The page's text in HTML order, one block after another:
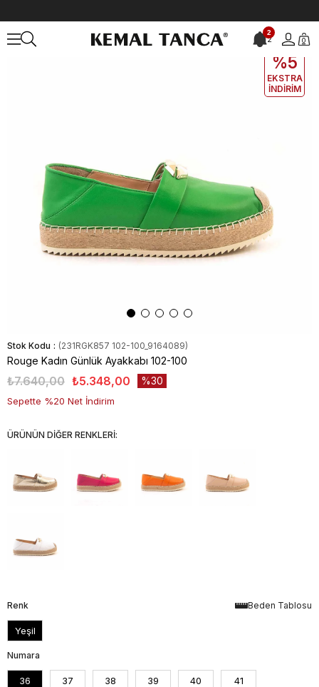
2
2 0
EKLE5
%5
EKSTRA
İNDİRİM
Stok Kodu (231RGK857 102-100_9164089)
Rouge Kadın Günlük Ayakkabı 102-100
₺7.640,00 ₺5.348,00 30
Sepette %20 Net İndirim
ÜRÜNÜN DİĞER RENKLERİ:
Beden Tablosu
Renk
Yeşil
Numara
36 37 38 39 40 41